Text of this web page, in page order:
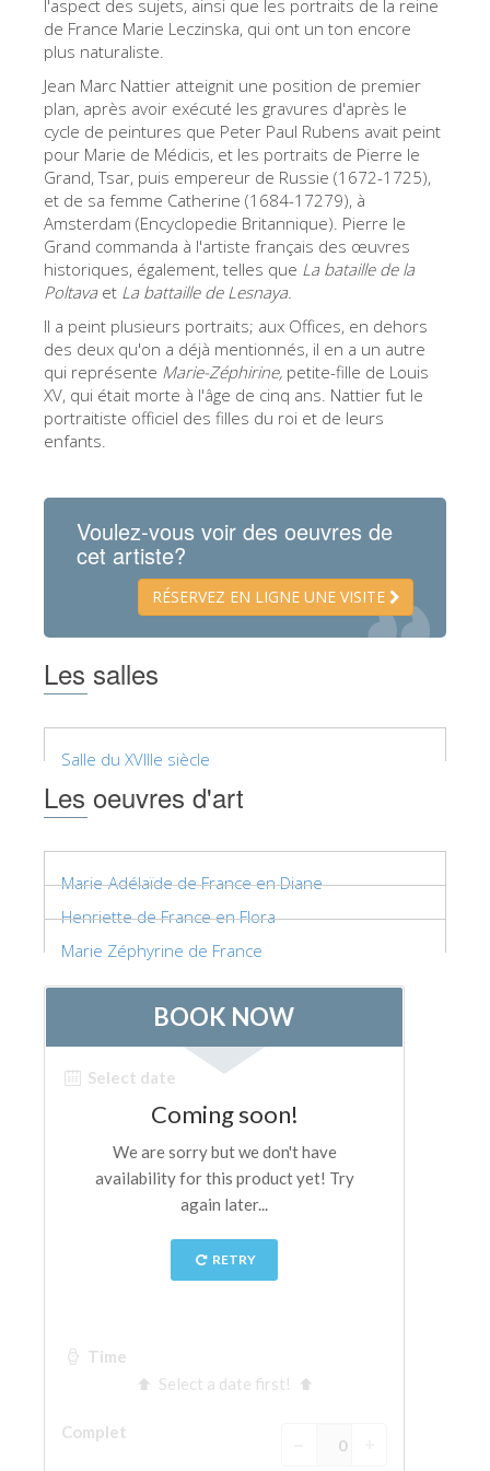
La tour d'Arnolfo
Le Palazzo Vecchio
Santa Maria Novella
la Basilique de Santa Croce
Réserver
Réserver une visite guidée
Les billets coupe-file
FR
ENGLISH
中文
l'aspect des sujets, ainsi que les portraits de la reine
de France Marie Leczinska, qui ont un ton encore
plus naturaliste.
Jean Marc Nattier atteignit une position de premier
plan, après avoir exécuté les gravures d'après le
cycle de peintures que Peter Paul Rubens avait peint
pour Marie de Médicis, et les portraits de Pierre le
Grand, Tsar, puis empereur de Russie (1672-1725),
et de sa femme Catherine (1684-17279), à
Amsterdam (Encyclopedie Britannique). Pierre le
Grand commanda à l'artiste français des œuvres
historiques, également, telles que La bataille de la
Poltava et La battaille de Lesnaya.
Il a peint plusieurs portraits; aux Offices, en dehors
des deux qu'on a déjà mentionnés, il en a un autre
qui représente Marie-Zéphirine, petite-fille de Louis
XV, qui était morte à l'âge de cinq ans. Nattier fut le
portraitiste officiel des filles du roi et de leurs
enfants.
Voulez-vous voir des oeuvres de
cet artiste?
RÉSERVEZ EN LIGNE UNE VISITE
Les salles
Salle du XVIIIe siècle
Les oeuvres d'art
Marie-Adélaïde de France en Diane
Henriette de France en Flora
Marie Zéphyrine de France